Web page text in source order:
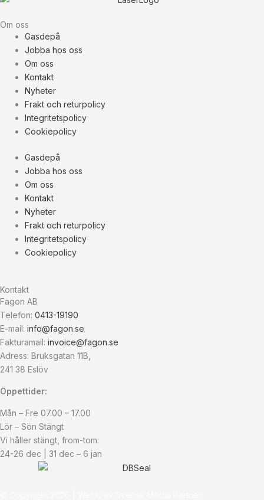
Om oss
Gasdepå
Jobba hos oss
Om oss
Kontakt
Nyheter
Frakt och returpolicy
Integritetspolicy
Cookiepolicy
Gasdepå
Jobba hos oss
Om oss
Kontakt
Nyheter
Frakt och returpolicy
Integritetspolicy
Cookiepolicy
Kontakt
Fagon AB
Telefon: 0413-19190
E-mail: info@fagon.se
Fakturamail: invoice@fagon.se
Adress: Bruksgatan 11B,
241 38 Eslöv
Öppettider:
Mån – Fre 07.00 – 17.00
Lör – Sön Stängt
Vi håller stängt, from-tom:
24-26 dec | 31 dec – 6 jan